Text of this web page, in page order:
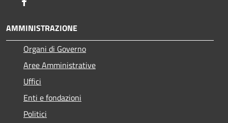
AMMINISTRAZIONE
Organi di Governo
Aree Amministrative
Uffici
Enti e fondazioni
Politici